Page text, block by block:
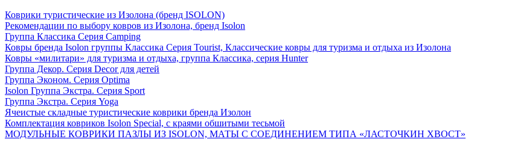
Коврики туристические из Изолона (бренд ISOLON)
Рекомендации по выбору ковров из Изолона, бренд Isolon
Группа Классика Серия Camping
Ковры бренда Isolon группы Классика Серия Tourist, Классические ковры для туризма и отдыха из Изолона
Ковры «милитари» для туризма и отдыха, группа Классика, серия Hunter
Группа Декор. Серия Decor для детей
Группа Эконом. Серия Optima
Isolon Группа Экстра. Серия Sport
Группа Экстра. Серия Yoga
Ячеистые складные туристические коврики бренда Изолон
Комплектация ковриков Isolon Special, с краями обшитыми тесьмой
МОДУЛЬНЫЕ КОВРИКИ ПАЗЛЫ ИЗ ISOLON, МАТЫ С СОЕДИНЕНИЕМ ТИПА «ЛАСТОЧКИН ХВОСТ»